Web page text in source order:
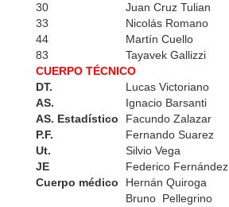
30
Juan Cruz Tulian
33
Nicolás Romano
44
Martín Cuello
83
Tayavek Gallizzi
CUERPO TÉCNICO
DT.
Lucas Victoriano
AS.
Ignacio Barsanti
AS. Estadístico
Facundo Zalazar
P.F.
Fernando Suarez
Ut.
Silvio Vega
JE
Federico Fernández
Cuerpo médico
Hernán Quiroga
Bruno Pellegrino